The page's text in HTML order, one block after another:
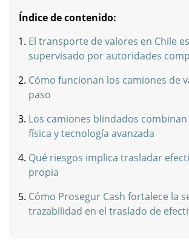
Índice de contenido:
El transporte de valores en Chile
supervisado por autoridades
Cómo funcionan los camiones de
paso
Los camiones blindados
física y tecnología avanzada
Qué riesgos implica trasladar
propia
Cómo Prosegur Cash fortalece la
trazabilidad en el traslado de